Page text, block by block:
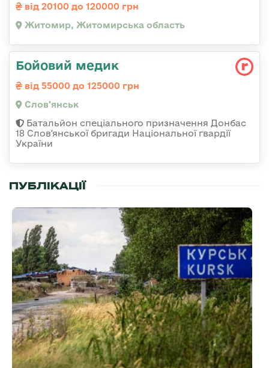
від 20100 до 120000 грн
Житомир, Житомирська область
Бойовий медик
від 55000 до 125000 грн
Слов'янськ
Батальйон спеціального призначення Донбас
18 Слов'янської бригади Національної гвардії
України
ПУБЛІКАЦІЇ